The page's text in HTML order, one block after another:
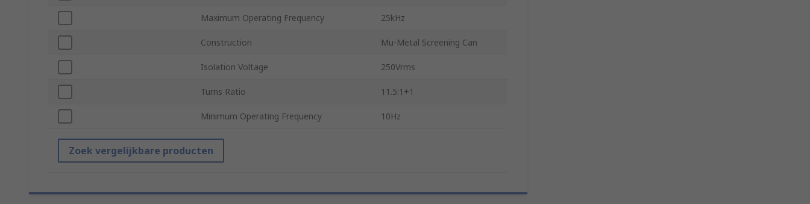
Maximum Operating Frequency 25kHz
Construction Mu-Metal Screening Can
Isolation Voltage 250Vrms
Turns Ratio 11.5:1+1
Minimum Operating Frequency 10Hz
Zoek vergelijkbare producten